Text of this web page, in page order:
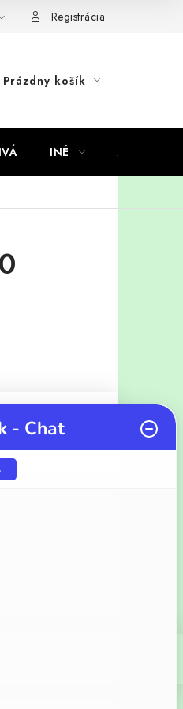
Registrácia
Prázdny košík
INÉ
- Chat